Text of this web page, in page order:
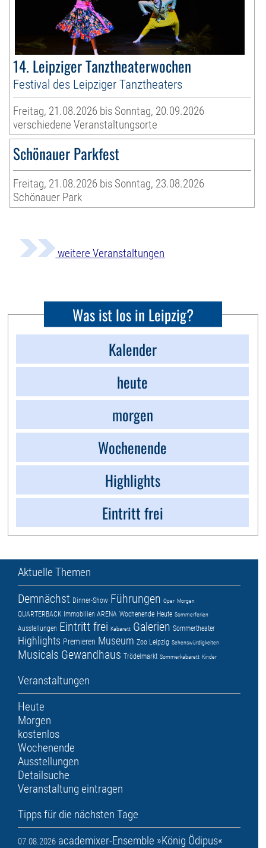
14. Leipziger Tanztheaterwochen
Festival des Leipziger Tanztheaters
Freitag, 21.08.2026 bis Sonntag, 20.09.2026
verschiedene Veranstaltungsorte
Schönauer Parkfest
Freitag, 21.08.2026 bis Sonntag, 23.08.2026
Schönauer Park
weitere Veranstaltungen
Was ist los in Leipzig?
Kalender
heute
morgen
Wochenende
Highlights
Eintritt frei
Aktuelle Themen
Demnächst Dinner-Show Führungen Oper Morgen
QUARTERBACK Immobilien ARENA Wochenende Heute Sommerferien
Ausstellungen Eintritt frei Kabarett Galerien Sommertheater
Highlights Premieren Museum Zoo Leipzig Sehenswürdigkeiten
Musicals Gewandhaus Trödelmarkt Sommerkabarett Kinder
Veranstaltungen
Heute
Morgen
kostenlos
Wochenende
Ausstellungen
Detailsuche
Veranstaltung eintragen
Tipps für die nächsten Tage
07.08.2026 academixer-Ensemble »König Ödipus«